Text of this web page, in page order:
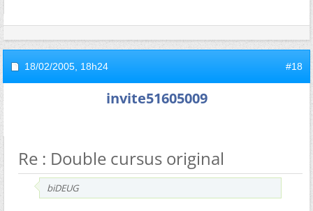
18/02/2005, 18h24 #18
invite51605009
Re : Double cursus original
biDEUG